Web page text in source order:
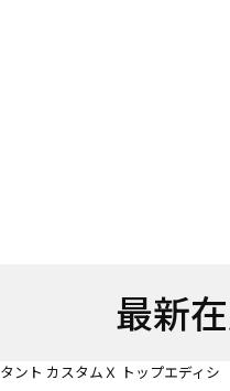
最新
タント カスタムＸ トップエディシ